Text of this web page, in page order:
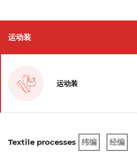
运动装
运动装
Textile processes 纬编 经编